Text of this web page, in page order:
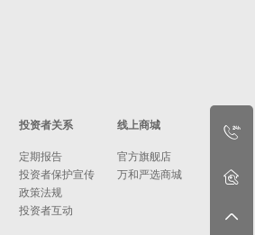
投资者关系
定期报告
投资者保护宣传
政策法规
投资者互动
线上商城
官方旗舰店
万和严选商城